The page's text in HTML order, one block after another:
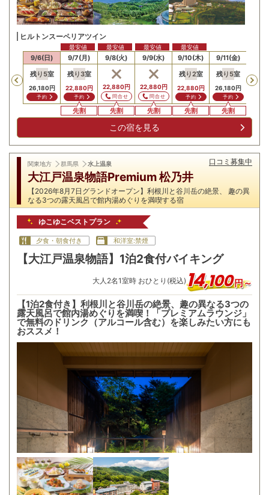
ヒルトンスーペリアツイン
Previous
9/6(日)
残り 5室
26,180円
予約
9/7(月)
残り3室
22,880円
予約
先割
最安値
9/8(火)
22,880円
問合せ
先割
最安値
9/9(水)
22,880円
問合せ
先割
最安値
9/10(木)
残り2室
22,880円
予約
先割
最安値
9/11(金)
残り 5室
26,180円
予約
先割
残り
この宿を見る
関東地方 群馬県 水上温泉 口コミ募集中
大江戸温泉物語Premium 松乃井
【2026年8月7日グランドオープン】利根川と谷川岳の絶景、 趣の異
なる3つの露天風呂で館内湯めぐりを満喫する宿
ゆこゆこベストプラン
夕食・朝食付き 和洋室:禁煙
【大江戸温泉物語】1泊2食付バイキング
大人 2名1室時 おひとり(税込)14,100円～
【1泊2食付き】利根川と谷川岳の絶景、趣の異なる3つの
露天風呂で館内湯めぐりを満喫！「プレミアムラウンジ」
で無料のドリンク（アルコール含む）を楽しみたい方にも
おススメ！